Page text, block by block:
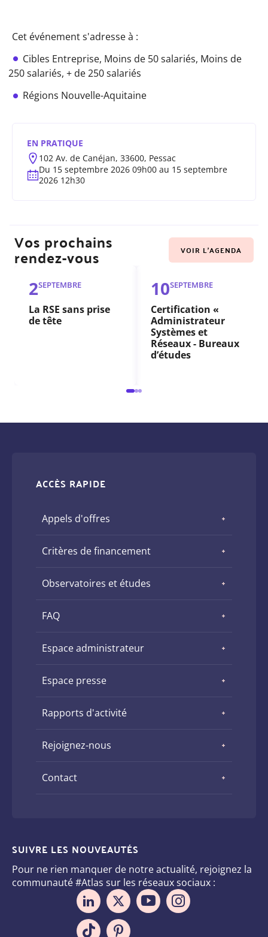
Cet événement s'adresse à :
Cibles Entreprise, Moins de 50 salariés, Moins de
250 salariés, + de 250 salariés
Régions Nouvelle-Aquitaine
EN PRATIQUE
102 Av. de Canéjan, 33600, Pessac
Du 15 septembre 2026 09h00 au 15 septembre
2026 12h30
Vos prochains
rendez-vous VOIR L'AGENDA
2SEPTEMBRE
La RSE sans prise
de tête
10SEPTEMBRE
Certification «
Administrateur
Systèmes et
Réseaux - Bureaux
d’études
ACCÈS RAPIDE
Appels d'offres
Critères de financement
Observatoires et études
FAQ
Espace administrateur
Espace presse
Rapports d'activité
Rejoignez-nous
Contact
SUIVRE LES NOUVEAUTÉS
Pour ne rien manquer de notre actualité, rejoignez la
communauté #Atlas sur les réseaux sociaux :